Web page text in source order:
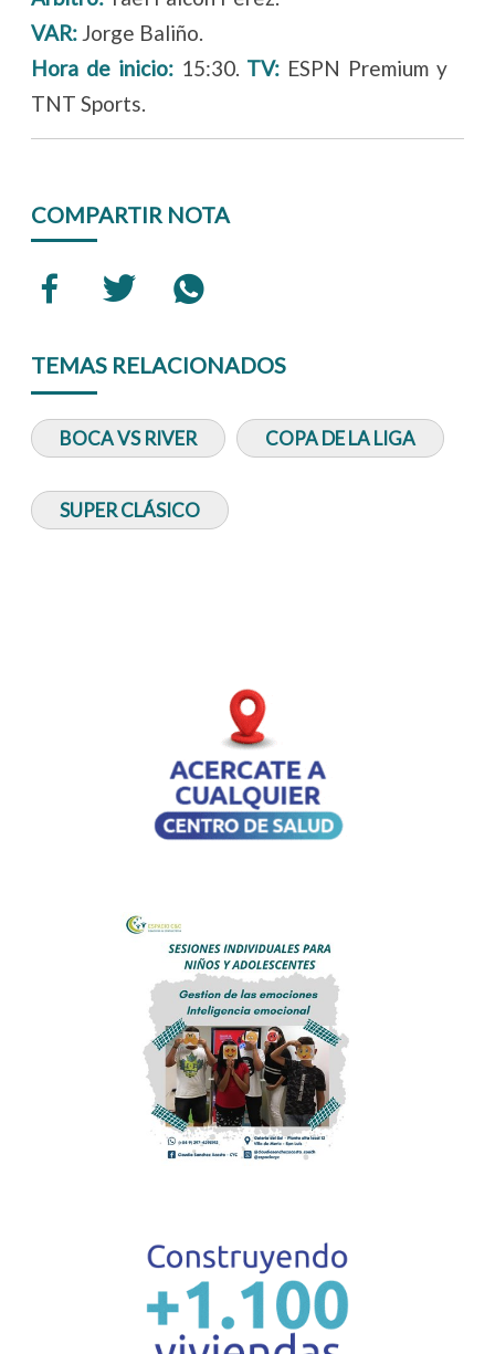
VAR: Jorge Baliño.
Hora de inicio: 15:30. TV: ESPN Premium y
TNT Sports.
COMPARTIR NOTA
TEMAS RELACIONADOS
BOCA VS RIVER COPA DE LA LIGA
SUPER CLÁSICO